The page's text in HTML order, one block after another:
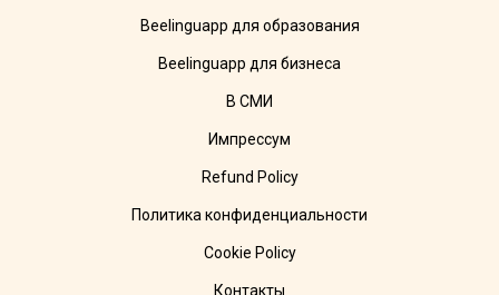
Beelinguapp для образования
Beelinguapp для бизнеса
В СМИ
Импрессум
Refund Policy
Политика конфиденциальности
Cookie Policy
Контакты